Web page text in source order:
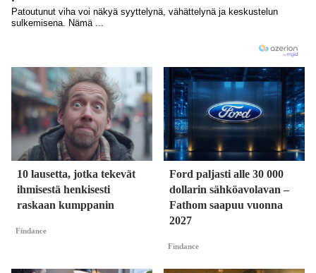
10 lausetta, jotka tekevät
ihmisestä henkisesti
raskaan kumppanin
Findance
Ford paljasti alle 30 000
dollarin sähköavolavan –
Fathom saapuu vuonna
2027
Findance